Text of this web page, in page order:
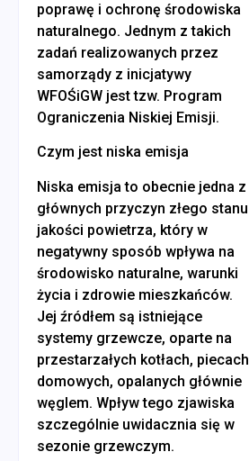
poprawę i ochronę środowiska
naturalnego. Jednym z takich
zadań realizowanych przez
samorządy z inicjatywy
WFOŚiGW jest tzw. Program
Ograniczenia Niskiej Emisji.
Czym jest niska emisja
Niska emisja to obecnie jedna z
głównych przyczyn złego stanu
jakości powietrza, który w
negatywny sposób wpływa na
środowisko naturalne, warunki
życia i zdrowie mieszkańców.
Jej źródłem są istniejące
systemy grzewcze, oparte na
przestarzałych kotłach, piecach
domowych, opalanych głównie
węglem. Wpływ tego zjawiska
szczególnie uwidacznia się w
sezonie grzewczym.